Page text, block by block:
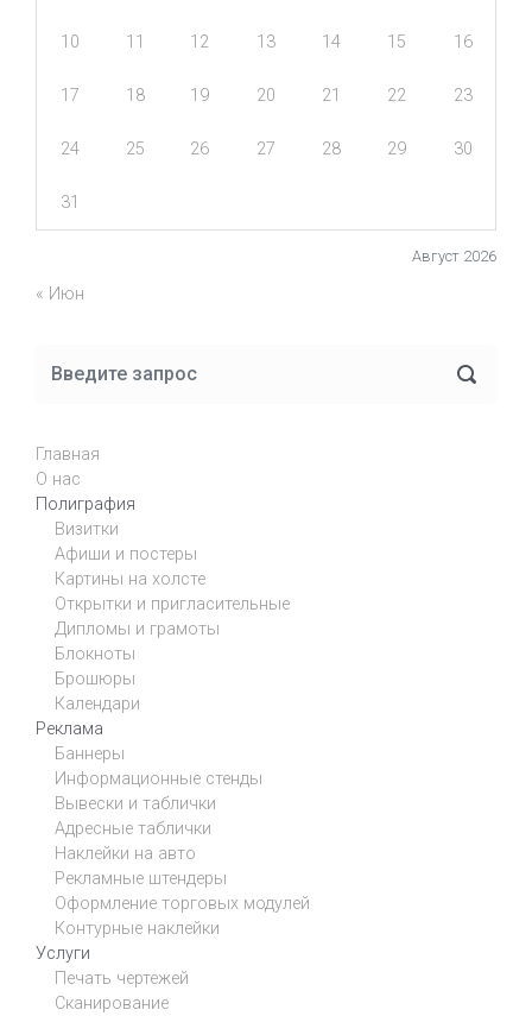
Август 2026
10 11 12 13 14 15 16
17 18 19 20 21 22 23
24 25 26 27 28 29 30
31
« Июн
Главная
О нас
Полиграфия
Визитки
Афиши и постеры
Картины на холсте
Открытки и пригласительные
Дипломы и грамоты
Блокноты
Брошюры
Календари
Реклама
Баннеры
Информационные стенды
Вывески и таблички
Адресные таблички
Наклейки на авто
Рекламные штендеры
Оформление торговых модулей
Контурные наклейки
Услуги
Печать чертежей
Сканирование